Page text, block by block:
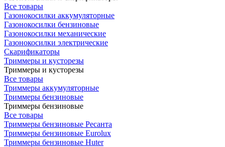
Все товары
Газонокосилки аккумуляторные
Газонокосилки бензиновые
Газонокосилки механические
Газонокосилки электрические
Скарификаторы
Триммеры и кусторезы
Триммеры и кусторезы
Все товары
Триммеры аккумуляторные
Триммеры бензиновые
Триммеры бензиновые
Все товары
Триммеры бензиновые Ресанта
Триммеры бензиновые Eurolux
Триммеры бензиновые Huter